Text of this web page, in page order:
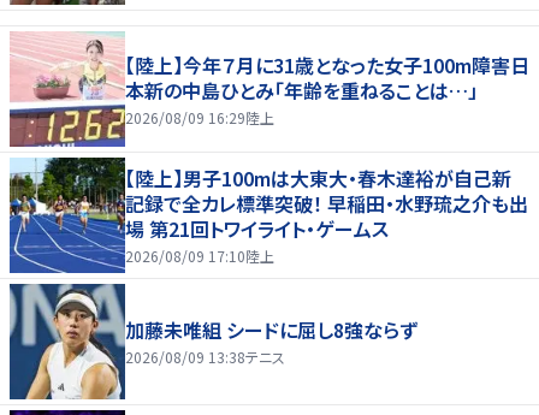
【陸上】今年７月に31歳となった女子100m障害日
本新の中島ひとみ「年齢を重ねることは…」
2026/08/09 16:29陸上
【陸上】男子100mは大東大・春木達裕が自己新
記録で全カレ標準突破！ 早稲田・水野琉之介も出
場 第21回トワイライト・ゲームス
2026/08/09 17:10陸上
加藤未唯組 シードに屈し8強ならず
2026/08/09 13:38テニス